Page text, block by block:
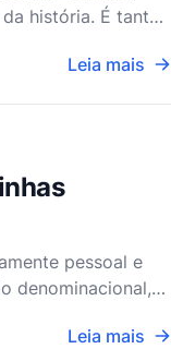
história. É tanto
Leia mais
pessoal e
denominacional,
Leia mais